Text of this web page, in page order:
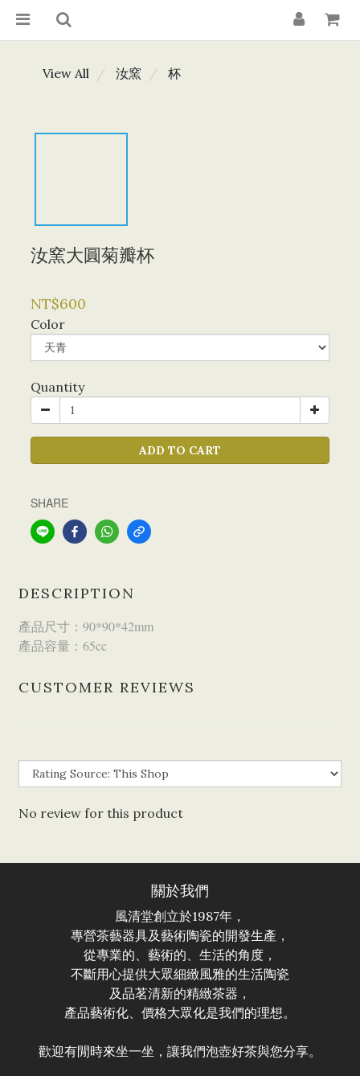
View All 汝窯 杯
汝窯大圓菊瓣杯
NT$600
Color
Quantity
ADD TO CART
SHARE
DESCRIPTION
產品尺寸：90*90*42mm
產品容量：65cc
CUSTOMER REVIEWS
No review for this product
關於我們
風清堂創立於1987年，
專營茶藝器具及藝術陶瓷的開發生產，
從專業的、藝術的、生活的角度，
不斷用心提供大眾細緻風雅的生活陶瓷
及品茗清新的精緻茶器，
產品藝術化、價格大眾化是我們的理想。
歡迎有閒時來坐一坐，讓我們泡壺好茶與您分享。